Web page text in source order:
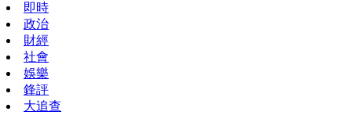
即時
政治
財經
社會
娛樂
鋒評
大追查